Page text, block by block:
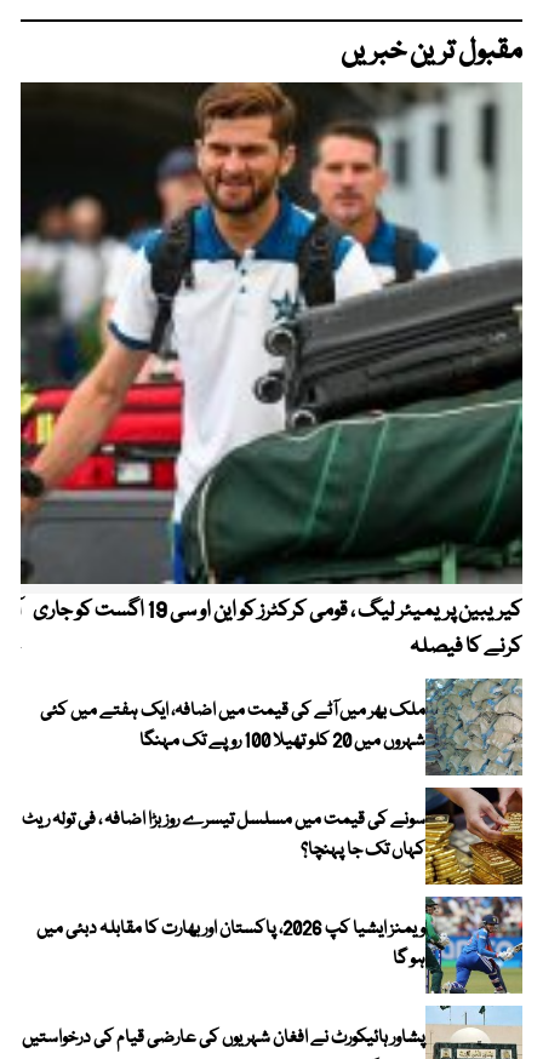
مقبول ترین خبریں
کیریبین پریمیئر لیگ ، قومی کرکٹرز کو این او سی 19 اگست کو جاری
کرنے کا فیصلہ
ملک بھر میں آٹے کی قیمت میں اضافہ، ایک ہفتے میں کئی
شہروں میں 20 کلو تھیلا 100 روپے تک مہنگا
سونے کی قیمت میں مسلسل تیسرے روز بڑا اضافہ ، فی تولہ ریٹ
کہاں تک جا پہنچا؟
ویمنز ایشیا کپ 2026، پاکستان اور بھارت کا مقابلہ دبئی میں
ہو گا
پشاور ہائیکورٹ نے افغان شہریوں کی عارضی قیام کی درخواستیں